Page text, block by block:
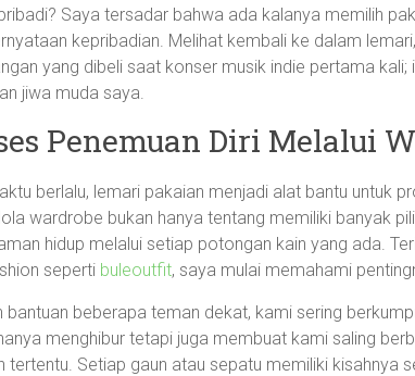
Saya tersadar bahwa ada kalanya memilih
kepribadian. Melihat kembali ke dalam
yang dibeli saat konser musik indie pertama
jiwa muda saya.
Penemuan Diri Melalui
berlalu, lemari pakaian menjadi alat bantu untuk
wardrobe bukan hanya tentang memiliki banyak
hidup melalui setiap potongan kain yang ada.
seperti buleoutfit, saya mulai memahami
bantuan beberapa teman dekat, kami sering
menghibur tetapi juga membuat kami saling
tertentu. Setiap gaun atau sepatu memiliki kisahnya